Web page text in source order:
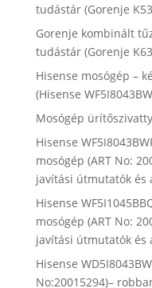
tudástár (Gorenje
Gorenje kombinált
tudástár (Gorenje
Hisense mosógép –
(Hisense
Mosógép
Hisense
mosógép (ART No:
javítási útmutatók és
Hisense
mosógép (ART No:
javítási útmutatók és
Hisense
No:20015294)–